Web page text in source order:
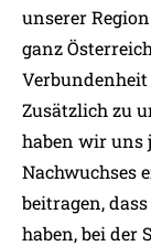
unserer
ganz
Zusätzlich zu
haben wir uns
Nachwuchses
beitragen,
haben, bei der